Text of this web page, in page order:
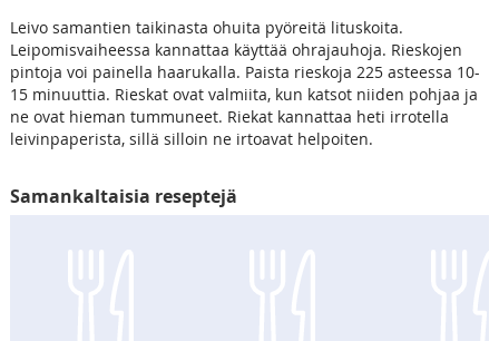
Leivo samantien taikinasta ohuita pyöreitä lituskoita.
Leipomisvaiheessa kannattaa käyttää ohrajauhoja. Rieskojen
pintoja voi painella haarukalla. Paista rieskoja 225 asteessa 10-
15 minuuttia. Rieskat ovat valmiita, kun katsot niiden pohjaa ja
ne ovat hieman tummuneet. Riekat kannattaa heti irrotella
leivinpaperista, sillä silloin ne irtoavat helpoiten.
Samankaltaisia reseptejä